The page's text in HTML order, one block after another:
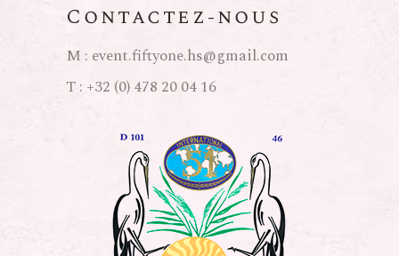
Contactez-nous
M : event.fiftyone.hs@gmail.com
T : +32 (0) 478 20 04 16